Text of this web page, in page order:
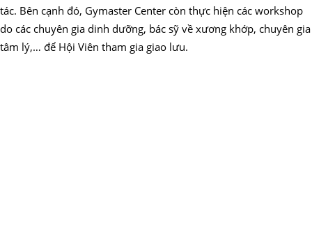
tác. Bên cạnh đó, Gymaster Center còn thực hiện các workshop
do các chuyên gia dinh dưỡng, bác sỹ về xương khớp, chuyên gia
tâm lý,… để Hội Viên tham gia giao lưu.